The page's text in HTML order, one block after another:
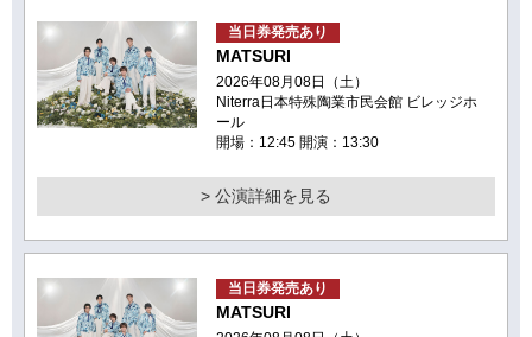
当日券発売あり
MATSURI
2026年08月08日（土）
Niterra日本特殊陶業市民会館 ビレッジホ
ール
開場：12:45 開演：13:30
> 公演詳細を見る
当日券発売あり
MATSURI